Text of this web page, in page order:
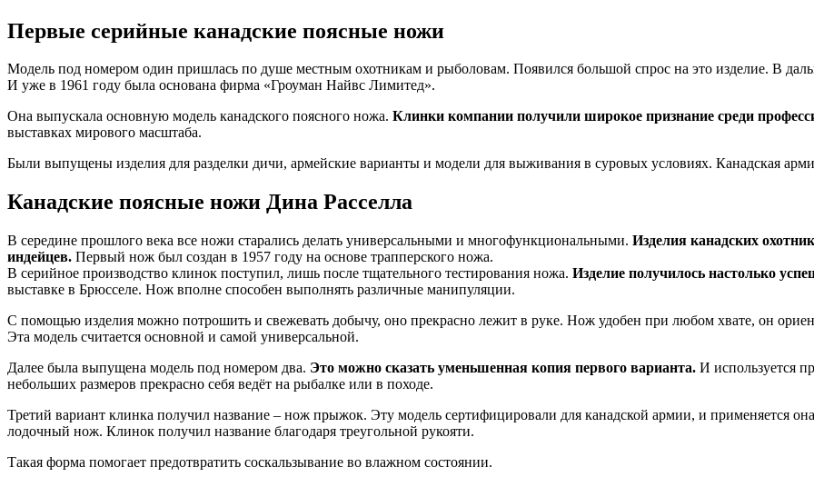
Первые серийные канадские поясные ножи
Модель под номером один пришлась по душе местным охотникам и рыболовам. Появился большой спрос на это изделие. В
И уже в 1961 году была основана фирма «Гроуман Найвс Лимитед».
Она выпускала основную модель канадского поясного ножа. Клинки компании получили широкое признание среди
выставках мирового масштаба.
Были выпущены изделия для разделки дичи, армейские варианты и модели для выживания в суровых условиях. Канадская
Канадские поясные ножи Дина Расселла
В середине прошлого века все ножи старались делать универсальными и многофункциональными. Изделия канадских
индейцев. Первый нож был создан в 1957 году на основе трапперского ножа.
В серийное производство клинок поступил, лишь после тщательного тестирования ножа. Изделие получилось настолько
выставке в Брюсселе. Нож вполне способен выполнять различные манипуляции.
С помощью изделия можно потрошить и свежевать добычу, оно прекрасно лежит в руке. Нож удобен при любом хвате, он
Эта модель считается основной и самой универсальной.
Далее была выпущена модель под номером два. Это можно сказать уменьшенная копия первого варианта. И используется
небольших размеров прекрасно себя ведёт на рыбалке или в походе.
Третий вариант клинка получил название – нож прыжок. Эту модель сертифицировали для канадской армии, и применяется
лодочный нож. Клинок получил название благодаря треугольной рукояти.
Такая форма помогает предотвратить соскальзывание во влажном состоянии.